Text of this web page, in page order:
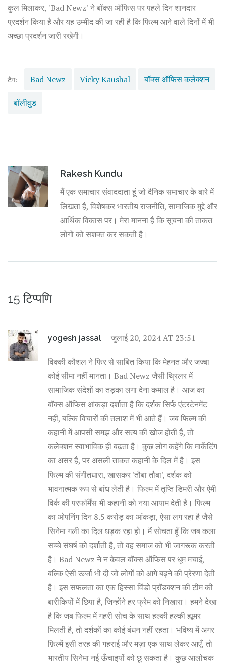
कुल मिलाकर, 'Bad Newz' ने बॉक्स ऑफिस पर पहले दिन शानदार
प्रदर्शन किया है और यह उम्मीद की जा रही है कि फिल्म आने वाले दिनों में भी
अच्छा प्रदर्शन जारी रखेगी।
टैग: Bad Newz Vicky Kaushal बॉक्स ऑफिस कलेक्शन
बॉलीवुड
Rakesh Kundu
मैं एक समाचार संवाददाता हूं जो दैनिक समाचार के बारे में
लिखता है, विशेषकर भारतीय राजनीति, सामाजिक मुद्दे और
आर्थिक विकास पर। मेरा मानना है कि सूचना की ताकत
लोगों को सशक्त कर सकती है।
15 टिप्पणि
yogesh jassal जुलाई 20, 2024 AT 23:51
विक्की कौशल ने फिर से साबित किया कि मेहनत और जज्बा
कोई सीमा नहीं मानता। Bad Newz जैसी थ्रिलर में
सामाजिक संदेशों का तड़का लगा देना कमाल है। आज का
बॉक्स ऑफिस आंकड़ा दर्शाता है कि दर्शक सिर्फ एंटरटेनमेंट
नहीं, बल्कि विचारों की तलाश में भी आते हैं। जब फिल्म की
कहानी में आपसी समझ और सत्य की खोज होती है, तो
कलेक्शन स्वाभाविक ही बढ़ता है। कुछ लोग कहेंगे कि मार्केटिंग
का असर है, पर असली ताकत कहानी के दिल में है। इस
फिल्म की संगीतधारा, खासकर 'तौबा तौबा', दर्शक को
भावनात्मक रूप से बांध लेती है। फिल्म में तृप्ति डिमरी और ऐमी
विर्क की परफॉर्मेंस भी कहानी को नया आयाम देती है। फिल्म
का ओपनिंग दिन 8.5 करोड़ का आंकड़ा, ऐसा लग रहा है जैसे
सिनेमा गली का दिल धड़क रहा हो। मैं सोचता हूँ कि जब कला
सच्चे संघर्ष को दर्शाती है, तो वह समाज को भी जागरूक करती
है। Bad Newz ने न केवल बॉक्स ऑफिस पर धूम मचाई,
बल्कि ऐसी ऊर्जा भी दी जो लोगों को आगे बढ़ने की प्रेरणा देती
है। इस सफलता का एक हिस्सा विंडो प्रॉडक्शन की टीम की
बारीकियों में छिपा है, जिन्होंने हर फ्रेम को निखारा। हमने देखा
है कि जब फिल्म में गहरी सोच के साथ हल्की हल्की ह्यूमर
मिलती है, तो दर्शकों का कोई बंधन नहीं रहता। भविष्य में अगर
फ़िल्में इसी तरह की गहराई और मज़ा एक साथ लेकर आएँ, तो
भारतीय सिनेमा नई ऊँचाइयों को छू सकता है। कुछ आलोचक